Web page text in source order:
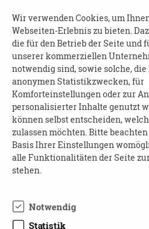
Beginn und Dauer: am
12:00 Uhr
Wo: in der Tagespflege
Kosten: frei
Anmeldungwird erbeten
Franziska Quaas
Telefon: 0351 50 10 511
E-Mail:tp-
Website:
Wir verwenden Cookies, um
Webseiten-Erlebnis zu bieten.
die für den Betrieb der Seite und
unserer kommerziellen
notwendig sind, sowie solche,
anonymen Statistikzwecken, für
Komforteinstellungen oder zur
personalisierter Inhalte genutzt
können selbst entscheiden,
zulassen möchten. Bitte beachten
Basis Ihrer Einstellungen
alle Funktionalitäten der Seite
stehen.
Notwendig
Statistik